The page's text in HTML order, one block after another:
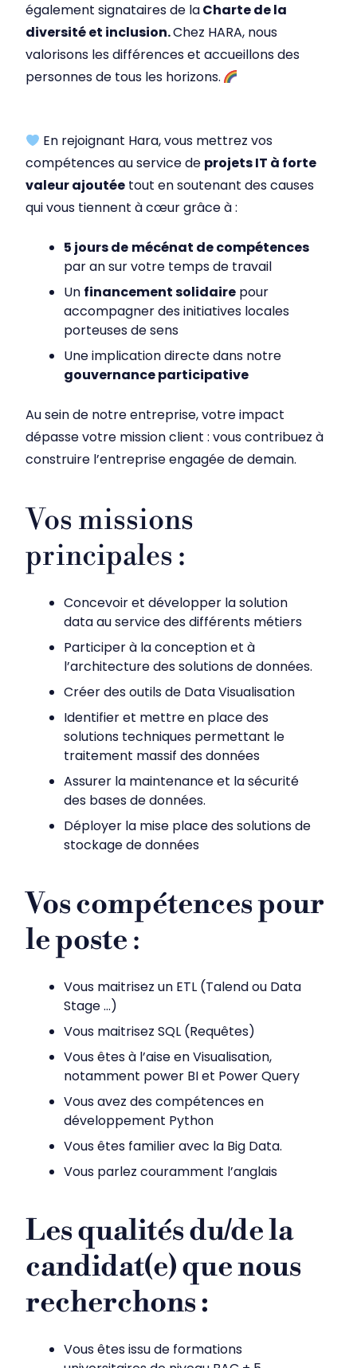
également signataires de laCharte de la
diversité et inclusion.Chez HARA, nous
valorisons les différences et accueillons des
personnes de tous les horizons.
En rejoignant Hara, vous mettrez vos
compétences au service de projets IT à forte
valeur ajoutée tout en soutenant des causes
qui vous tiennent à cœur grâce à :
5 jours de mécénat de compétences
par an sur votre temps de travail
Un financement solidaire pour
accompagner des initiatives locales
porteuses de sens
Une implication directe dans notre
gouvernance participative
Au sein de notre entreprise, votre impact
dépasse votre mission client : vous contribuez à
construire l’entreprise engagée de demain.
Vos missions
principales :
Concevoir et développer la solution
data au service des différents métiers
Participer à la conception et à
l’architecture des solutions de données.
Créer des outils de Data Visualisation
Identifier et mettre en place des
solutions techniques permettant le
traitement massif des données
Assurer la maintenance et la sécurité
des bases de données.
Déployer la mise place des solutions de
stockage de données
Vos compétences pour
le poste :
Vous maitrisez un ETL (Talend ou Data
Stage …)
Vous maitrisez SQL (Requêtes)
Vous êtes à l’aise en Visualisation,
notamment power BI et Power Query
Vous avez des compétences en
développement Python
Vous êtes familier avec la Big Data.
Vous parlez couramment l’anglais
Les qualités du/de la
candidat(e) que nous
recherchons :
Vous êtes issu de formations